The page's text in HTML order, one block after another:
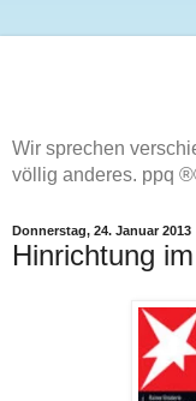
Wir sprechen
völlig anderes. ppq
Donnerstag, 24. Januar 2013
Hinrichtung